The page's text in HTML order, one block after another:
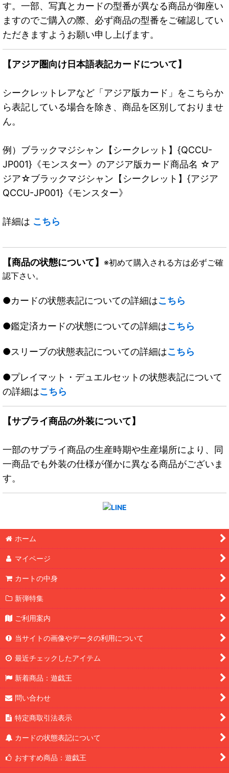
す。一部、写真とカードの型番が異なる商品が御座い
ますのでご購入の際、必ず商品の型番をご確認してい
ただきますようお願い申し上げます。
【アジア圏向け日本語表記カードについて】
シークレットレアなど「アジア版カード」をこちらか
ら表記している場合を除き、商品を区別しておりませ
ん。
例）ブラックマジシャン【シークレット】{QCCU-
JP001}《モンスター》のアジア版カード商品名 ☆ア
ジア☆ブラックマジシャン【シークレット】{アジア
QCCU-JP001}《モンスター》
詳細は こちら
【商品の状態について】 ※初めて購入される方は必ずご確
認下さい。
●カードの状態表記についての詳細はこちら
●鑑定済カードの状態についての詳細はこちら
●スリーブの状態表記についての詳細はこちら
●プレイマット・デュエルセットの状態表記について
の詳細はこちら
【サプライ商品の外装について】
一部のサプライ商品の生産時期や生産場所により、同
一商品でも外装の仕様が僅かに異なる商品がございま
す。
ホーム
マイページ
カートの中身
新弾特集
ご利用案内
当サイトの画像やデータの利用について
最近チェックしたアイテム
新着商品：遊戯王
問い合わせ
特定商取引法表示
カードの状態表記について
おすすめ商品：遊戯王